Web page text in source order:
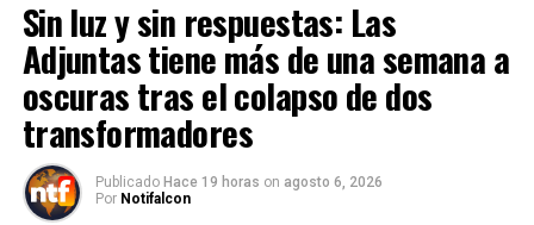
Sin luz y sin respuestas: Las
Adjuntas tiene más de una semana a
oscuras tras el colapso de dos
transformadores
Publicado Hace 19 horas on agosto 6, 2026
Por Notifalcon